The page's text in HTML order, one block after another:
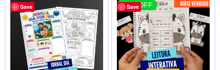
Save Save
51 % OFF